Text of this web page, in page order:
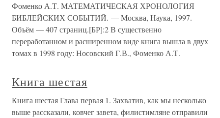
Фоменко А.Т. МАТЕМАТИЧЕСКАЯ ХРОНОЛОГИЯ
БИБЛЕЙСКИХ СОБЫТИЙ. — Москва, Наука, 1997.
Объём — 407 страниц.[БР]:2 В существенно
переработанном и расширенном виде книга вышла в двух
томах в 1998 году: Носовский Г.В., Фоменко А.Т.
Книга шестая
Книга шестая Глава первая 1. Захватив, как мы несколько
выше рассказали, ковчег завета, филистимляне отправили